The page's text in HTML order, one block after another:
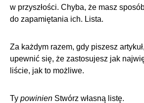
w przyszłości. Chyba, że masz
do zapamiętania ich. Lista.
Za każdym razem, gdy piszesz
upewnić się, że zastosujesz jak
liście, jak to możliwe.
Ty powinien Stwórz własną listę.